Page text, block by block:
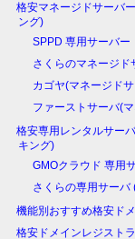
格安マネージドサーバ
ング)
SPPD 専用サーバー
さくらのマネージド
カゴヤ(マネージド
ファーストサーバ(
格安専用レンタルサー
キング)
GMOクラウド 専用
さくらの専用サーバ
機能別おすすめ格安ド
格安ドメインレジスト